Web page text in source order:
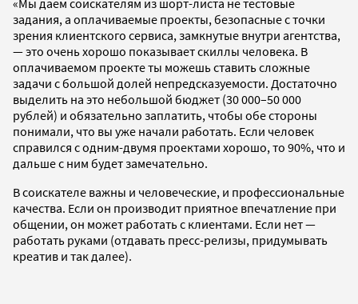
задания, а оплачиваемые проекты, безопасные с точки
зрения клиентского сервиса, замкнутые внутри агентства,
— это очень хорошо показывает скиллы человека. В
оплачиваемом проекте ты можешь ставить сложные
задачи с большой долей непредсказуемости. Достаточно
выделить на это небольшой бюджет (30 000–50 000
рублей) и обязательно заплатить, чтобы обе стороны
понимали, что вы уже начали работать. Если человек
справился с одним-двумя проектами хорошо, то 90%, что и
дальше с ним будет замечательно.
В соискателе важны и человеческие, и профессиональные
качества. Если он производит приятное впечатление при
общении, он может работать с клиентами. Если нет —
работать руками (отдавать пресс-релизы, придумывать
креатив и так далее).